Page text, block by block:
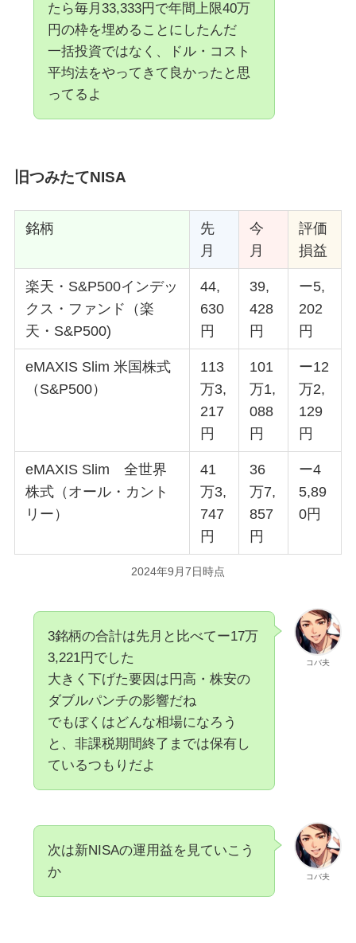
たら毎月33,333円で年間上限40万
円の枠を埋めることにしたんだ
一括投資ではなく、ドル・コスト
平均法をやってきて良かったと思
ってるよ
旧つみたてNISA
銘柄
先
月
今
月
評価
損益
楽天・S&P500インデッ
クス・ファンド（楽
天・S&P500)
44,
630
円
39,
428
円
ー5,
202
円
eMAXIS Slim 米国株式
（S&P500）
113
万3,
217
円
101
万1,
088
円
ー12
万2,
129
円
eMAXIS Slim 全世界
株式（オール・カント
リー）
41
万3,
747
円
36
万7,
857
円
ー4
5,89
0円
2024年9月7日時点
コバ夫
3銘柄の合計は先月と比べてー17万
3,221円でした
大きく下げた要因は円高・株安の
ダブルパンチの影響だね
でもぼくはどんな相場になろう
と、非課税期間終了までは保有し
ているつもりだよ
コバ夫
次は新NISAの運用益を見ていこう
か